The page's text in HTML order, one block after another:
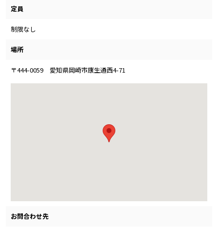
定員
制限なし
場所
〒444-0059 愛知県岡崎市康生通西4-71
お問合わせ先